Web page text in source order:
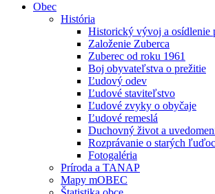
Obec
História
Historický vývoj a osídlenie
Založenie Zuberca
Zuberec od roku 1961
Boj obyvateľstva o prežitie
Ľudový odev
Ľudové staviteľstvo
Ľudové zvyky o obyčaje
Ľudové remeslá
Duchovný život a
Rozprávanie o starých
Fotogaléria
Príroda a TANAP
Mapy mOBEC